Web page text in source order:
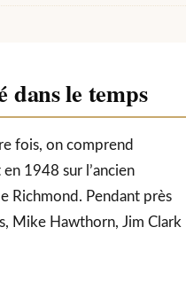
le temps
fois, on comprend
1948 sur l’ancien
Richmond. Pendant près
Mike Hawthorn, Jim Clark